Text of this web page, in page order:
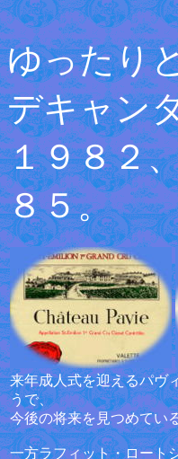
ゆったり
デキャン
１９８２
８５。
来年成人式を迎えるパヴ
うで、
今後の将来を見つめてい
一方ラフィット・ロート